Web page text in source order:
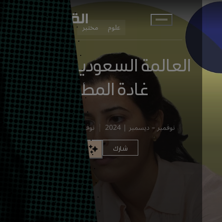
انتقل إلى المحتوى الرئيسي
مختبر
العالمة السعودية الدكتورة
غادة المطيري
نوفمبر – ديسمبر | 2024 نوفمبر 11, 2024